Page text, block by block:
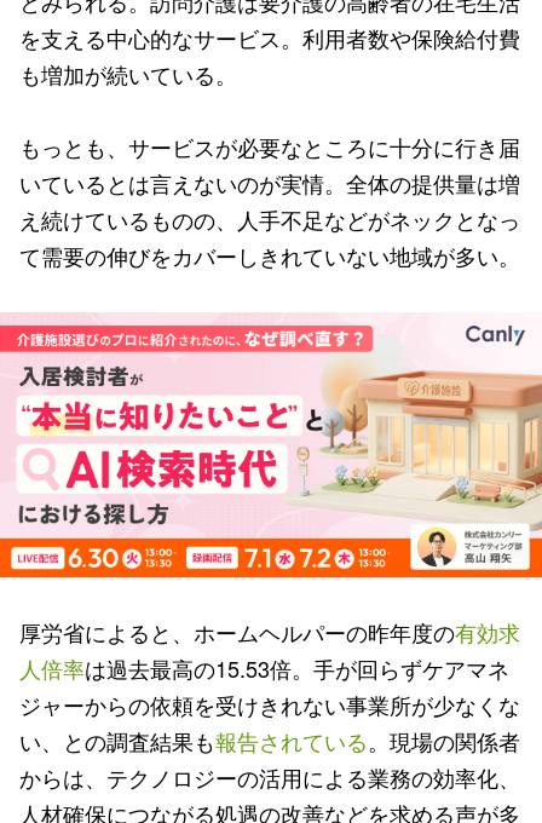
を支える中心的なサービス。利用者数や保険給付費
も増加が続いている。
もっとも、サービスが必要なところに十分に行き届
いているとは言えないのが実情。全体の提供量は増
え続けているものの、人手不足などがネックとなっ
て需要の伸びをカバーしきれていない地域が多い。
厚労省によると、ホームヘルパーの昨年度の有効求
人倍率は過去最高の15.53倍。手が回らずケアマネ
ジャーからの依頼を受けきれない事業所が少なくな
い、との調査結果も報告されている。現場の関係者
からは、テクノロジーの活用による業務の効率化、
人材確保につながる処遇の改善などを求める声が多